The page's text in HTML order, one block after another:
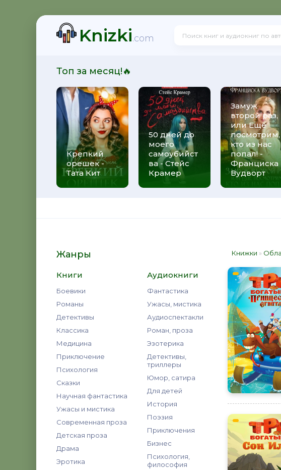
Knizki.com
Топ за месяц!🔥
Крепкий
орешек -
Тата Кит
50 дней до
моего
самоубийст
ва - Стейс
Крамер
Замуж
второй раз,
или Ещё
посмотрим,
кто из нас
попал! -
Франциска
Вудворт
Жанры
Книги
Боевики
Романы
Детективы
Классика
Медицина
Приключение
Психология
Сказки
Научная фантастика
Ужасы и мистика
Современная проза
Детская проза
Драма
Эротика
Аудиокниги
Фантастика
Ужасы, мистика
Аудиоспектакли
Роман, проза
Эзотерика
Детективы,
триллеры
Юмор, сатира
Для детей
История
Поэзия
Приключения
Бизнес
Психология,
философия
Книжки »